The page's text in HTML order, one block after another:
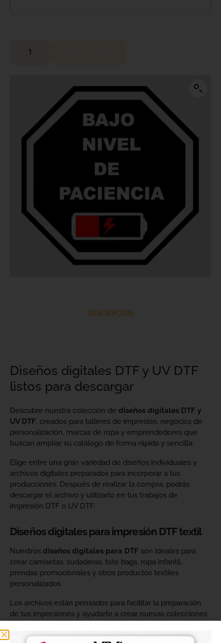
DESCRIPCIÓN
Diseños digitales DTF y UV DTF
listos para descargar
Descubre nuestra colección de diseños digitales DTF y
UV DTF, creados para talleres de impresión, negocios de
personalización, marcas de ropa y emprendedores que
buscan ampliar su catálogo de forma rápida y sencilla.
Elige entre una gran variedad de diseños individuales y
archivos digitales preparados para incorporar a tus
producciones. Después de realizar la compra, podrás
descargar el archivo y utilizarlo en tus trabajos de
impresión DTF o UV DTF.
Diseños digitales para impresión DTF textil
Nuestros diseños digitales para DTF son ideales para
crear camisetas, sudaderas, tote bags, ropa infantil,
prendas promocionales y otros productos textiles
personalizados.
Los archivos están pensados para facilitar la preparación
de tus impresiones y ayudarte a crear nuevas colecciones
tendrás que adaptar el tamaño a tus necesidades, preparar